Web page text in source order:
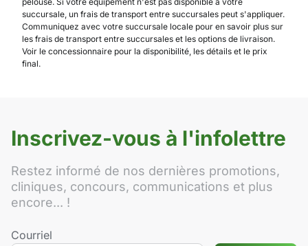
succursale, un frais de transport entre succursales peut s'appliquer.
Communiquez avec votre succursale locale pour en savoir plus sur
les frais de transport entre succursales et les options de livraison.
Voir le concessionnaire pour la disponibilité, les détails et le prix
final.
Inscrivez-vous à l'infolettre
Restez informé de nos dernières promotions,
cliniques, concours, communications et plus
encore... !
Courriel